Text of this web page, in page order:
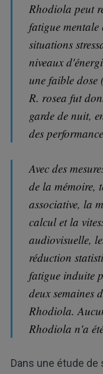
Rhodiola peut
fatigue mentale
situations
niveaux
une faible
R. rosea fut
garde de nuit,
des
Avec des
de la mémoire,
associative, la
calcul et la
audiovisuelle,
réduction
fatigue induite
deux semaines
Rhodiola.
Rhodiola n'a
Dans une étude de